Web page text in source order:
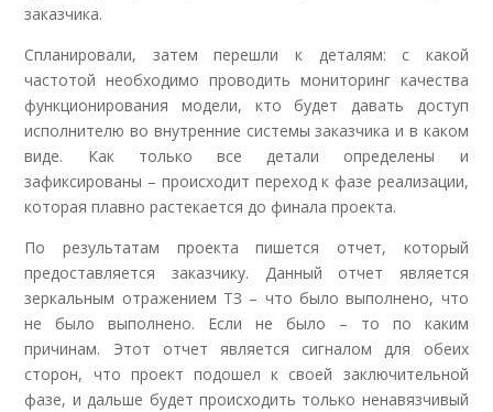
заказчика.
Спланировали, затем перешли к деталям: с какой
частотой необходимо проводить мониторинг качества
функционирования модели, кто будет давать доступ
исполнителю во внутренние системы заказчика и в каком
виде. Как только все детали определены и
зафиксированы – происходит переход к фазе реализации,
которая плавно растекается до финала проекта.
По результатам проекта пишется отчет, который
предоставляется заказчику. Данный отчет является
зеркальным отражением ТЗ – что было выполнено, что
не было выполнено. Если не было – то по каким
причинам. Этот отчет является сигналом для обеих
сторон, что проект подошел к своей заключительной
фазе, и дальше будет происходить только ненавязчивый